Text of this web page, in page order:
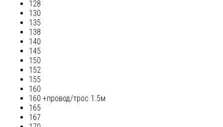
128
130
135
138
140
145
150
152
155
160
160 +провод/трос 1.5м
165
167